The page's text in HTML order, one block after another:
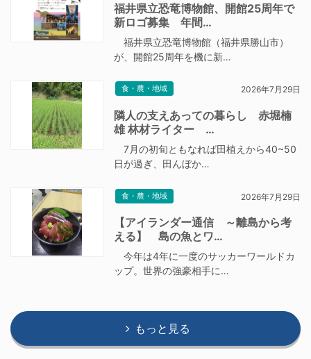
福井県立恐竜博物館、開館25周年で
新ロゴ募集 年間…
福井県立恐竜博物館（福井県勝山市）
が、開館25周年を機に新…
食・農・地域 2026年7月29日
隣人の支えあっての暮らし 赤堀楠
雄 林材ライター …
7月の初旬ともなれば田植えから40~50
日が過ぎ、田んぼか…
食・農・地域 2026年7月29日
【アイランダー通信 ～離島から考
える】 島の魚とワ…
今年は4年に一度のサッカーワールドカ
ップ。世界の強豪相手に…
もっと見る